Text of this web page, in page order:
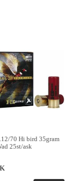
70 Hi bird 35gram
25st/ask